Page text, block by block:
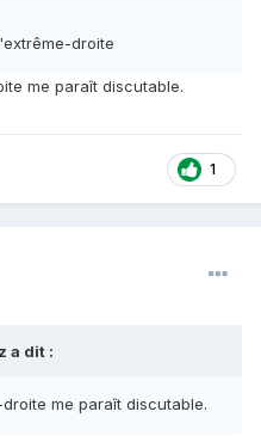
droite
me paraît discutable.
1
a dit :
me paraît discutable.